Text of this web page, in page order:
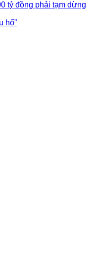
tỷ đồng phải tạm dừng
hổ”